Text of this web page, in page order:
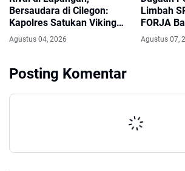
Bersaudara di Cilegon:
Kapolres Satukan Viking
dan Jak Mania Demi Nobar
Damai Piala Presiden 2026
Agustus 04, 2026
Limbah
FORJA
Lakukan
Korcam
Agustus 07,
Posting Komentar